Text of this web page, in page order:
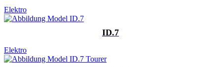
Elektro
ID.7
Elektro